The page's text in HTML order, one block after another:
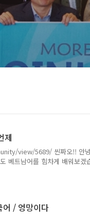
제
view/5689/ 씬짜오!! 안녕
베트남어를 힘차게 배워보겠
. 1. 어떤 음식인지 비밀입니
다 / 약속 / (해석)어떤 음식
/ 엉망이다